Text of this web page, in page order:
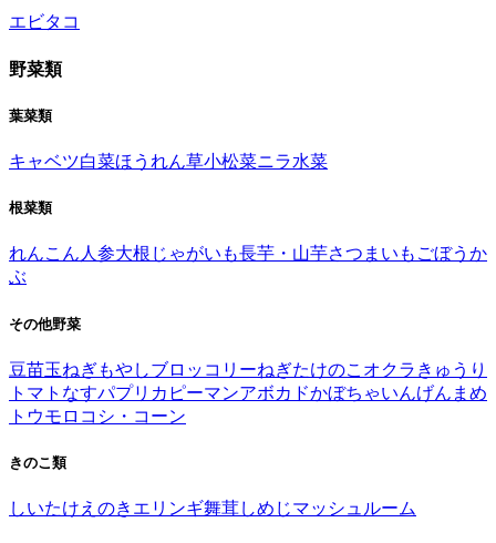
エビタコ
野菜類
葉菜類
キャベツ白菜ほうれん草小松菜ニラ水菜
根菜類
れんこん 人参大根 じゃがいも長芋・山芋さつまいも ごぼう か
ぶ
その他野菜
豆苗玉ねぎもやしブロッコリーねぎたけのこ オクラ きゅうり
トマト なすパプリカ ピーマンアボカドかぼちゃいんげんまめ
トウモロコシ・コーン
きのこ類
しいたけ えのき エリンギ舞茸しめじマッシュルーム